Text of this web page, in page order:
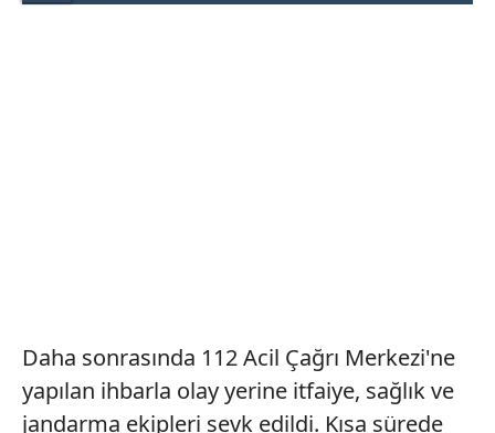
Daha sonrasında 112 Acil Çağrı Merkezi'ne
yapılan ihbarla olay yerine itfaiye, sağlık ve
jandarma ekipleri sevk edildi. Kısa sürede